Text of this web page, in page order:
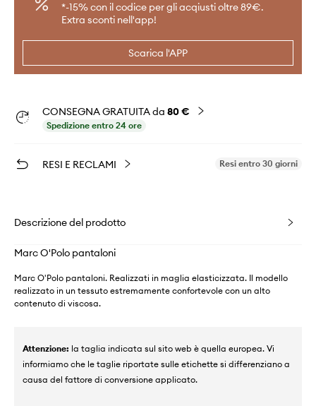
*-15% con il codice per gli acqiusti oltre 89€.
Extra sconti nell'app!
Scarica l'APP
CONSEGNA GRATUITA da 80 €
Spedizione entro 24 ore
RESI E RECLAMI Resi entro 30 giorni
Descrizione del prodotto
Marc O'Polo pantaloni
Marc O'Polo pantaloni. Realizzati in maglia elasticizzata. Il modello
realizzato in un tessuto estremamente confortevole con un alto
contenuto di viscosa.
Attenzione: la taglia indicata sul sito web è quella europea. Vi
informiamo che le taglie riportate sulle etichette si differenziano a
causa del fattore di conversione applicato.